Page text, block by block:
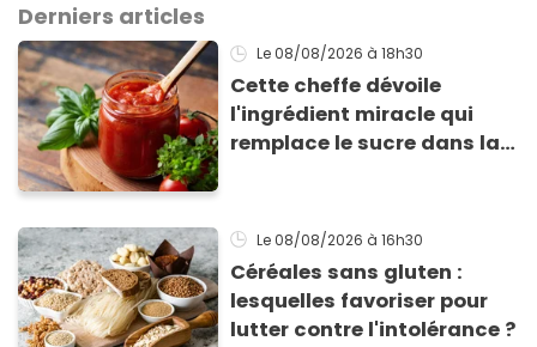
Derniers articles
Le 08/08/2026 à 18h30
Cette cheffe dévoile
l'ingrédient miracle qui
remplace le sucre dans la
Le 08/08/2026 à 16h30
Céréales sans gluten :
lesquelles favoriser pour
lutter contre l'intolérance ?